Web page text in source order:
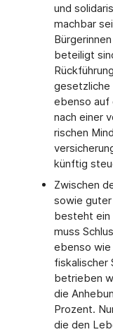
und
machbar
beteiligt
gesetzliche
ebenso auf
nach einer
rischen
künftig
Zwischen
sowie
besteht ein
muss
ebenso wie
fiskalischer
betrieben
die
Prozent.
die den